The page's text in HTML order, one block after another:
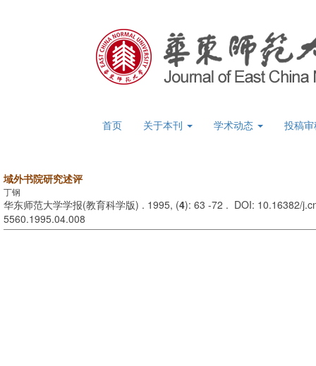
首页 关于本刊 学术动态 投稿
域外书院研究述评
丁钢
华东师范大学学报(教育科学版) . 1995, (4): 63 -72 . DOI: 10.16382/
5560.1995.04.008